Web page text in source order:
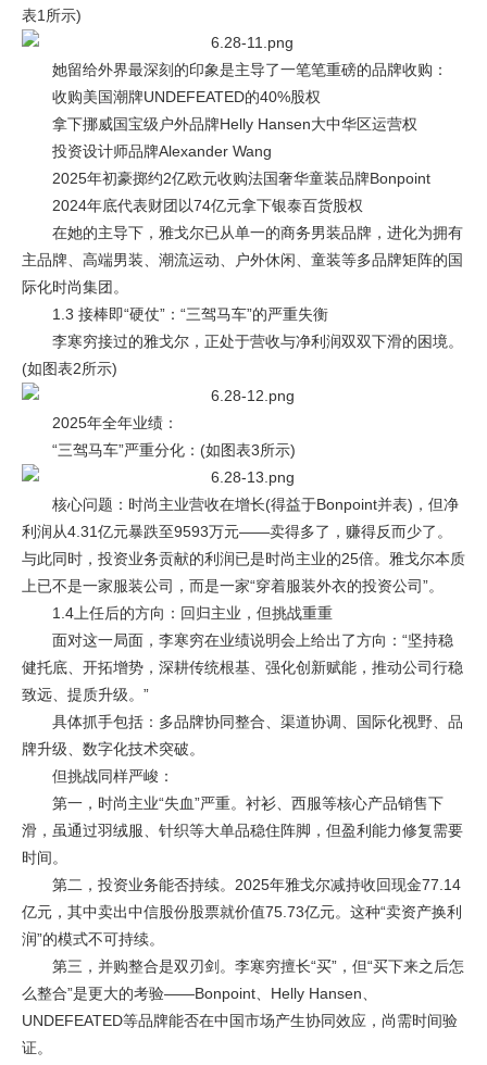
表1所示)
她留给外界最深刻的印象是主导了一笔笔重磅的品牌收购：
收购美国潮牌UNDEFEATED的40%股权
拿下挪威国宝级户外品牌Helly Hansen大中华区运营权
投资设计师品牌Alexander Wang
2025年初豪掷约2亿欧元收购法国奢华童装品牌Bonpoint
2024年底代表财团以74亿元拿下银泰百货股权
在她的主导下，雅戈尔已从单一的商务男装品牌，进化为拥有
主品牌、高端男装、潮流运动、户外休闲、童装等多品牌矩阵的国
际化时尚集团。
1.3 接棒即“硬仗”：“三驾马车”的严重失衡
李寒穷接过的雅戈尔，正处于营收与净利润双双下滑的困境。
(如图表2所示)
2025年全年业绩：
“三驾马车”严重分化：(如图表3所示)
核心问题：时尚主业营收在增长(得益于Bonpoint并表)，但净
利润从4.31亿元暴跌至9593万元——卖得多了，赚得反而少了。
与此同时，投资业务贡献的利润已是时尚主业的25倍。雅戈尔本质
上已不是一家服装公司，而是一家“穿着服装外衣的投资公司”。
1.4上任后的方向：回归主业，但挑战重重
面对这一局面，李寒穷在业绩说明会上给出了方向：“坚持稳
健托底、开拓增势，深耕传统根基、强化创新赋能，推动公司行稳
致远、提质升级。”
具体抓手包括：多品牌协同整合、渠道协调、国际化视野、品
牌升级、数字化技术突破。
但挑战同样严峻：
第一，时尚主业“失血”严重。衬衫、西服等核心产品销售下
滑，虽通过羽绒服、针织等大单品稳住阵脚，但盈利能力修复需要
时间。
第二，投资业务能否持续。2025年雅戈尔减持收回现金77.14
亿元，其中卖出中信股份股票就价值75.73亿元。这种“卖资产换利
润”的模式不可持续。
第三，并购整合是双刃剑。李寒穷擅长“买”，但“买下来之后怎
么整合”是更大的考验——Bonpoint、Helly Hansen、
UNDEFEATED等品牌能否在中国市场产生协同效应，尚需时间验
证。